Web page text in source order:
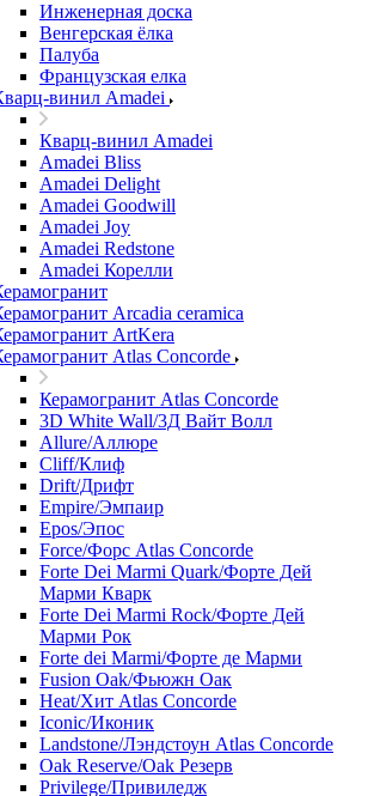
Инженерная доска
Венгерская ёлка
Палуба
Французская елка
винил Amadei
Кварц-винил Amadei
Amadei Bliss
Amadei Delight
Amadei Goodwill
Amadei Joy
Amadei Redstone
Amadei Корелли
Arcadia ceramica
ArtKera
Atlas Concorde
Керамогранит Atlas Concorde
3D White Wall/3Д Вайт Волл
Allure/Аллюрe
Cliff/Клиф
Drift/Дрифт
Empire/Эмпаир
Epos/Эпос
Force/Фoрс Atlas Concorde
Forte Dei Marmi Quark/Форте Дей
Марми Кварк
Forte Dei Marmi Rock/Форте Дей
Марми Рок
Forte dei Marmi/Форте де Марми
Fusion Oak/Фьюжн Оак
Heat/Xит Atlas Concorde
Iconic/Иконик
Landstone/Лэндстоун Atlas Concorde
Oak Reserve/Оak Резepв
Privilege/Привиледж